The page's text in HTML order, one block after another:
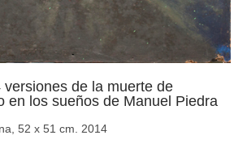
versiones de la muerte de
en los sueños de Manuel Piedra
52 x 51 cm. 2014